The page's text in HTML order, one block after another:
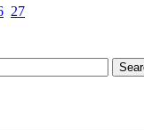
27